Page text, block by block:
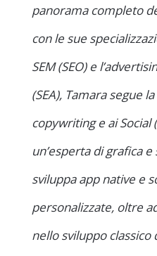
panorama completo
con le sue
SEM (SEO) e
(SEA), Tamara segue
copywriting e ai Social
un’esperta di grafica
sviluppa app native e
personalizzate, oltre
nello sviluppo classico